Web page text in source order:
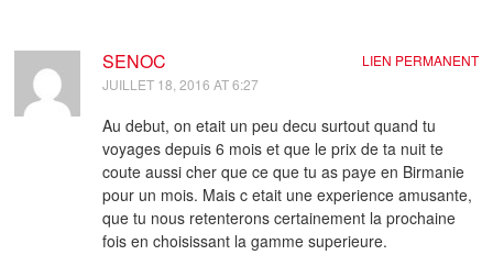
LIEN PERMANENT
SENOC
JUILLET 18, 2016 AT 6:27
Au debut, on etait un peu decu surtout quand tu
voyages depuis 6 mois et que le prix de ta nuit te
coute aussi cher que ce que tu as paye en Birmanie
pour un mois. Mais c etait une experience amusante,
que tu nous retenterons certainement la prochaine
fois en choisissant la gamme superieure.